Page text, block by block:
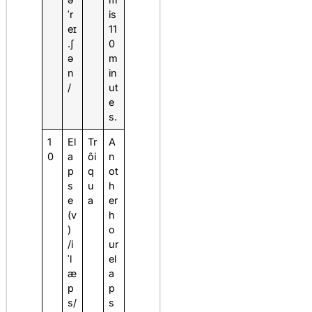
ˈr
eɪ
.ʃ
ə
n
/
is
11
0
m
in
ut
e
s.
1
0
El
a
p
s
e
(v
)
/i
ˈl
æ
p
s/
Tr
ôi
q
u
a
A
n
ot
h
er
h
o
ur
el
a
p
s